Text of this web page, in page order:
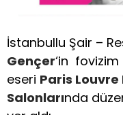
İstanbullu Şair –
Gençer‘in
eseri Paris
Salonlarında